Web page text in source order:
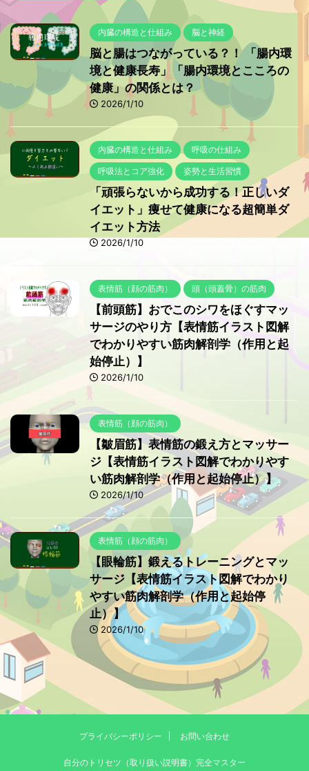
内臓の構造と仕組み 脳と神経
脳と腸はつながっている？！ 「腸内環
境と健康長寿」「腸内環境とこころの
健康」の関係とは？
2026/1/10
内臓の構造と仕組み 呼吸の仕組み
呼吸法とコア強化 姿勢と生活習慣
「頑張らないから成功する！正しいダ
イエット」痩せて健康になる超簡単ダ
イエット方法
2026/1/10
表情筋（顔の筋肉） 頭（頭蓋骨）の筋肉
【前頭筋】おでこのシワをほぐすマッ
サージのやり方【表情筋イラスト図解
でわかりやすい筋肉解剖学（作用と起
始停止）】
2026/1/10
表情筋（顔の筋肉）
【皺眉筋】表情筋の鍛え方とマッサー
ジ【表情筋イラスト図解でわかりやす
い筋肉解剖学（作用と起始停止）】
2026/1/10
表情筋（顔の筋肉）
【眼輪筋】鍛えるトレーニングとマッ
サージ【表情筋イラスト図解でわかり
やすい筋肉解剖学（作用と起始停
止）】
2026/1/10
プライバシーポリシー お問い合わせ
自分のトリセツ（取り扱い説明書）完全マスター